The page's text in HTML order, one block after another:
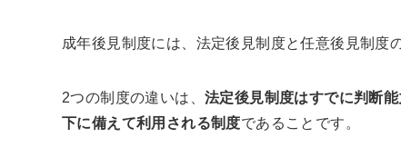
成年後見制度には、法定後見制度と任意後見制度
2つの制度の違いは、 法定後見制度はすでに判断
下に備えて利用される制度であることです。